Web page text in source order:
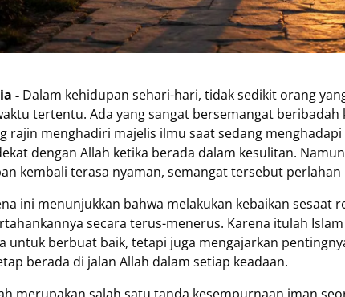
- Dalam kehidupan sehari-hari, tidak sedikit orang
tertentu. Ada yang sangat bersemangat
rajin menghadiri majelis ilmu saat sedang
dengan Allah ketika berada dalam kesulitan.
kembali terasa nyaman, semangat tersebut
ini menunjukkan bahwa melakukan kebaikan sesaat
secara terus-menerus. Karena itulah
untuk berbuat baik, tetapi juga mengajarkan
berada di jalan Allah dalam setiap keadaan.